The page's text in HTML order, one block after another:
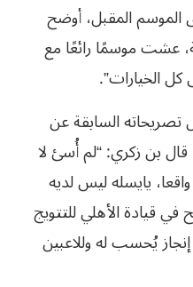
الموسم المقبل، أوضح
عشت موسمًا رائعًا مع
كل الخيارات”.
تصريحاته السابقة عن
قال بن زكري: “لم أُسئ لا
يايسله ليس لديه
في قيادة الأهلي للتتويج
يُحسب له وللاعبين